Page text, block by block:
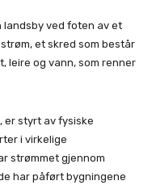
landsby ved foten av et
et skred som består
leire og vann, som renner
er styrt av fysiske
i virkelige
strømmet gjennom
har påført bygningene